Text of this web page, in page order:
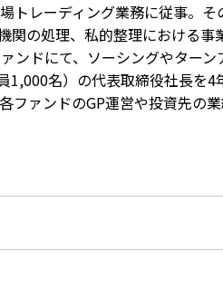
レーディング業務に従事。そ
関の処理、私的整理における事
ンドにて、ソーシングやターン
1,000名）の代表取締役社長を4
ファンドのGP運営や投資先の